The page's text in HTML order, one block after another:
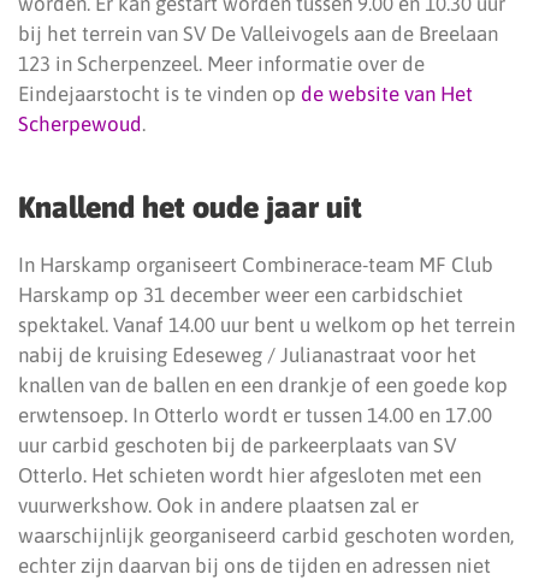
bij het terrein van SV De Valleivogels aan de Breelaan
123 in Scherpenzeel. Meer informatie over de
Eindejaarstocht is te vinden op de website van Het
Scherpewoud.
Knallend het oude jaar uit
In Harskamp organiseert Combinerace-team MF Club
Harskamp op 31 december weer een carbidschiet
spektakel. Vanaf 14.00 uur bent u welkom op het terrein
nabij de kruising Edeseweg / Julianastraat voor het
knallen van de ballen en een drankje of een goede kop
erwtensoep. In Otterlo wordt er tussen 14.00 en 17.00
uur carbid geschoten bij de parkeerplaats van SV
Otterlo. Het schieten wordt hier afgesloten met een
vuurwerkshow. Ook in andere plaatsen zal er
waarschijnlijk georganiseerd carbid geschoten worden,
echter zijn daarvan bij ons de tijden en adressen niet